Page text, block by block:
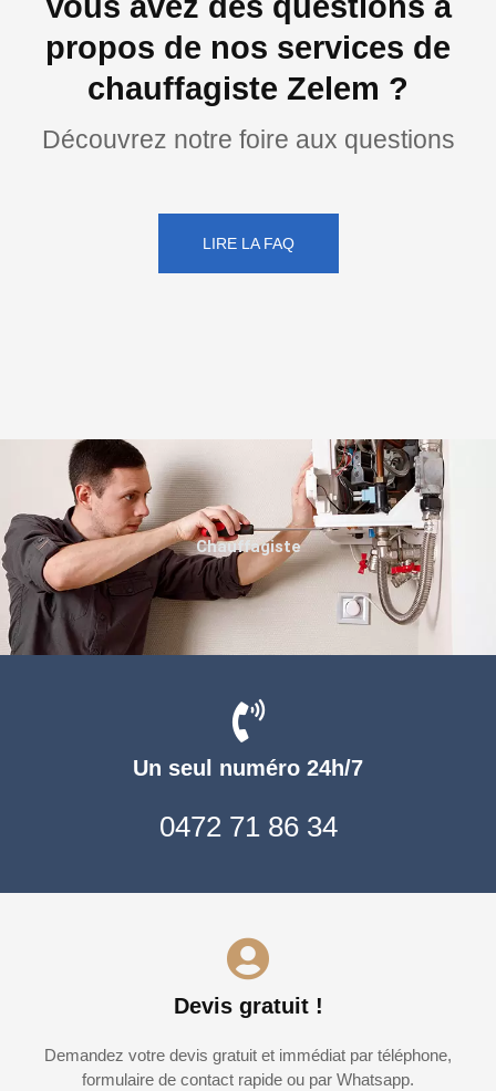
propos de nos services de
chauffagiste Zelem ?
Découvrez notre foire aux questions
LIRE LA FAQ
Un seul numéro 24h/7
0472 71 86 34
Devis gratuit !
Demandez votre devis gratuit et immédiat par téléphone,
formulaire de contact rapide ou par Whatsapp.
Chauffagiste